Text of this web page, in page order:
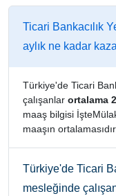
Ticari Bankacılık
aylık ne kadar
Türkiye'de Ticari
çalışanlar ortalama
maaş bilgisi
maaşın ortalamasıdır.
Türkiye'de Ticari
mesleğinde